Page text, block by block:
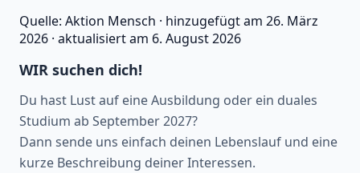
Quelle: Aktion Mensch · hinzugefügt am 26. März
2026 · aktualisiert am 6. August 2026
WIR suchen dich!
Du hast Lust auf eine Ausbildung oder ein duales
Studium ab September 2027?
Dann sende uns einfach deinen Lebenslauf und eine
kurze Beschreibung deiner Interessen.